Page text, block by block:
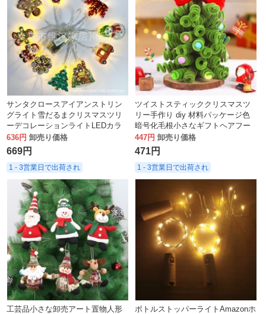
サンタクロースアイアンストリン
グライト雪だるまクリスマスツリ
ーデコレーションライトLEDカラ
ーライトストリングクリスマスヨ
ーロッパとアメリカの新年雰囲気
ライト
636円 卸売り価格
669円
1 - 3営業日で出荷され
ツイストスティッククリスマスツ
リー手作り diy 材料パッケージ色
暗号化毛根小さなギフトヘアフー
プ装飾品装飾おもちゃ
447円 卸売り価格
471円
1 - 3営業日で出荷され
工芸品小さな卸売アート置物人形
ボトルストッパーライトAmazonホ